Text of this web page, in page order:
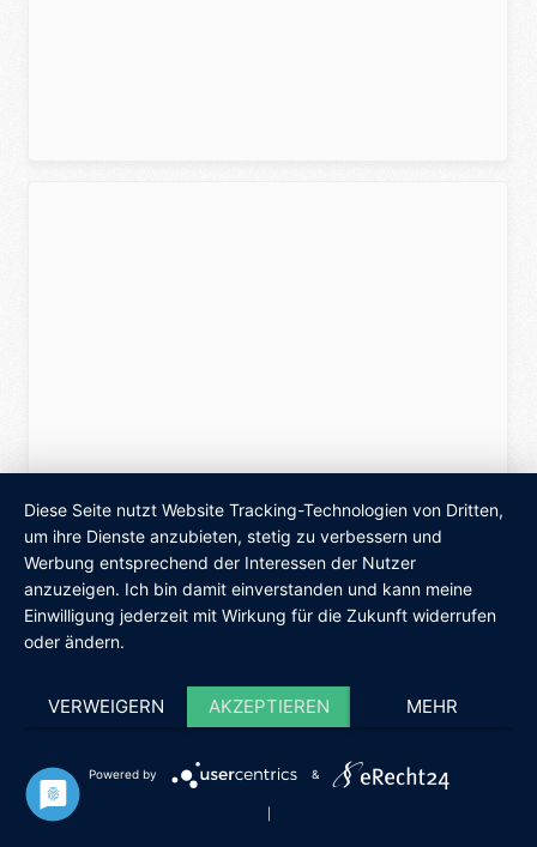
Diese Seite nutzt Website Tracking-Technologien von Dritten,
um ihre Dienste anzubieten, stetig zu verbessern und
Werbung entsprechend der Interessen der Nutzer
anzuzeigen. Ich bin damit einverstanden und kann meine
Einwilligung jederzeit mit Wirkung für die Zukunft widerrufen
oder ändern.
VERWEIGERN AKZEPTIEREN MEHR
Powered by &